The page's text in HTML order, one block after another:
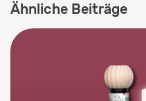
Ähnliche Beiträge